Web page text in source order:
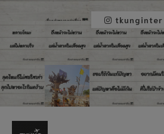
tkunginter